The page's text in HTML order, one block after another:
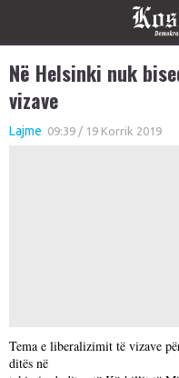
Në Helsinki nuk
vizave
Lajme 09:39 / 19 Korrik 2019
Tema e liberalizimit të vizave
ditës në